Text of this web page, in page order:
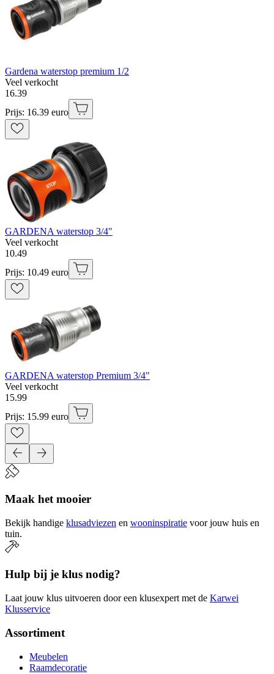
Gardena waterstop premium 1/2
Veel verkocht
16.39
Prijs: 16.39 euro
GARDENA waterstop 3/4"
Veel verkocht
10.49
Prijs: 10.49 euro
GARDENA waterstop Premium 3/4"
Veel verkocht
15.99
Prijs: 15.99 euro
Maak het mooier
Bekijk handige klusadviezen en wooninspiratie voor jouw huis en
tuin.
Hulp bij je klus nodig?
Laat jouw klus uitvoeren door een klusexpert met de Karwei
Klusservice
Assortiment
Meubelen
Raamdecoratie